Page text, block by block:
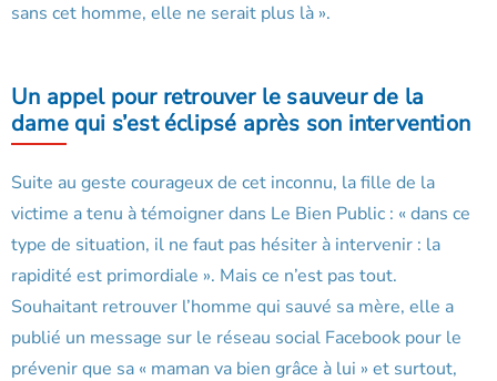
sans cet homme, elle ne serait plus là ».
Un appel pour retrouver le sauveur de la
dame qui s’est éclipsé après son intervention
Suite au geste courageux de cet inconnu, la fille de la
victime a tenu à témoigner dans Le Bien Public : « dans ce
type de situation, il ne faut pas hésiter à intervenir : la
rapidité est primordiale ». Mais ce n’est pas tout.
Souhaitant retrouver l’homme qui sauvé sa mère, elle a
publié un message sur le réseau social Facebook pour le
prévenir que sa « maman va bien grâce à lui » et surtout,